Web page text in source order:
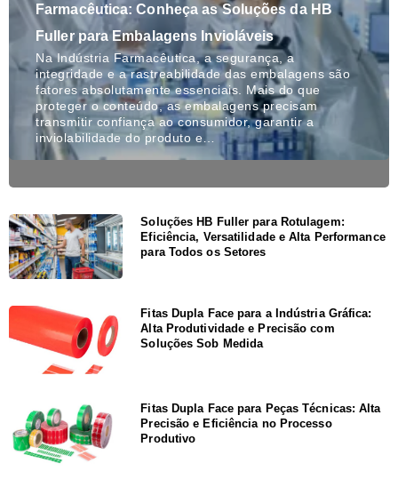
Farmacêutica: Conheça as Soluções da HB
Fuller para Embalagens Invioláveis
Na Indústria Farmacêutica, a segurança, a
integridade e a rastreabilidade das embalagens são
fatores absolutamente essenciais. Mais do que
proteger o conteúdo, as embalagens precisam
transmitir confiança ao consumidor, garantir a
inviolabilidade do produto e…
Soluções HB Fuller para Rotulagem:
Eficiência, Versatilidade e Alta Performance
para Todos os Setores
Fitas Dupla Face para a Indústria Gráfica:
Alta Produtividade e Precisão com
Soluções Sob Medida
Fitas Dupla Face para Peças Técnicas: Alta
Precisão e Eficiência no Processo
Produtivo